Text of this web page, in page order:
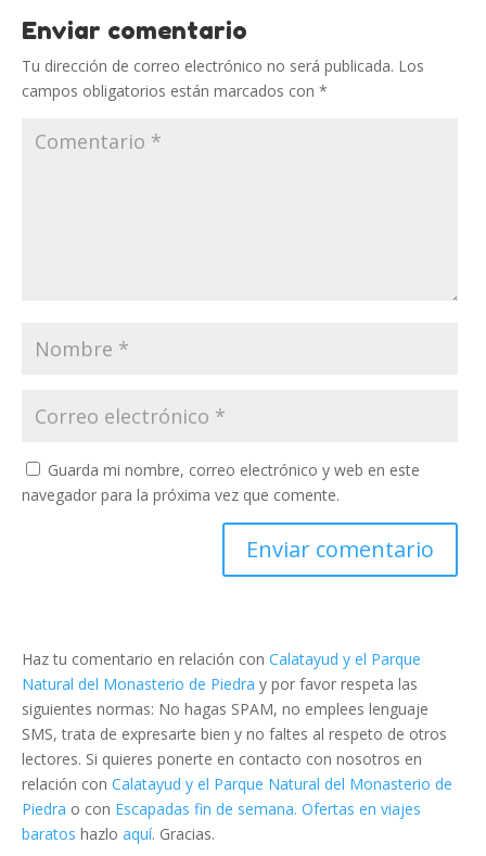
Enviar comentario
Tu dirección de correo electrónico no será publicada. Los
campos obligatorios están marcados con *
Guarda mi nombre, correo electrónico y web en este
navegador para la próxima vez que comente.
Haz tu comentario en relación con Calatayud y el Parque
Natural del Monasterio de Piedra y por favor respeta las
siguientes normas: No hagas SPAM, no emplees lenguaje
SMS, trata de expresarte bien y no faltes al respeto de otros
lectores. Si quieres ponerte en contacto con nosotros en
relación con Calatayud y el Parque Natural del Monasterio de
Piedra o con Escapadas fin de semana. Ofertas en viajes
baratos hazlo aquí. Gracias.